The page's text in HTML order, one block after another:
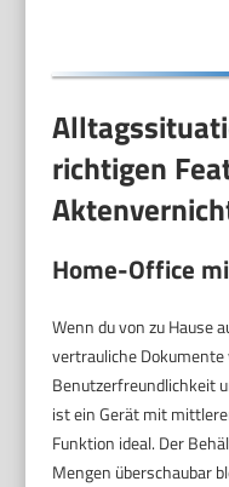
richtigen
Home-Office
Wenn du von zu Hause
vertrauliche
Benutzerfreundlichkeit
ist ein Gerät mit
Funktion ideal. Der
Mengen überschaubar